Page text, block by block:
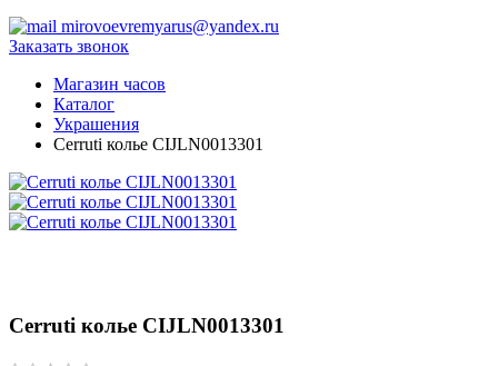
mirovoevremyarus@yandex.ru
Заказать звонок
Магазин часов
Каталог
Украшения
Cerruti колье CIJLN0013301
Cerruti колье CIJLN0013301